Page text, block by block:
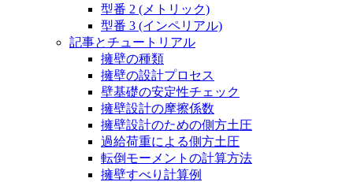
型番 2 (メトリック)
型番 3 (インペリアル)
記事とチュートリアル
擁壁の種類
擁壁の設計プロセス
壁基礎の安定性チェック
擁壁設計の摩擦係数
擁壁設計のための側方土圧
過給荷重による側方土圧
転倒モーメントの計算方法
擁壁すべり計算例